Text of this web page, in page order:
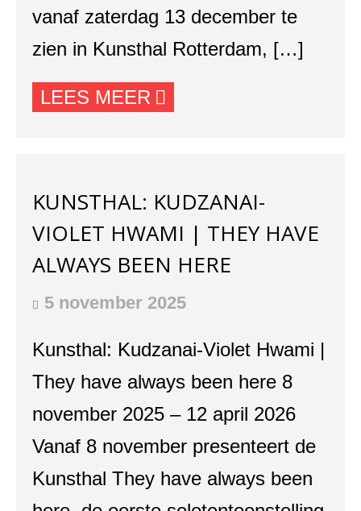
vanaf zaterdag 13 december te
zien in Kunsthal Rotterdam, […]
LEES MEER
KUNSTHAL: KUDZANAI-
VIOLET HWAMI | THEY HAVE
ALWAYS BEEN HERE
5 november 2025
Kunsthal: Kudzanai-Violet Hwami |
They have always been here 8
november 2025 – 12 april 2026
Vanaf 8 november presenteert de
Kunsthal They have always been